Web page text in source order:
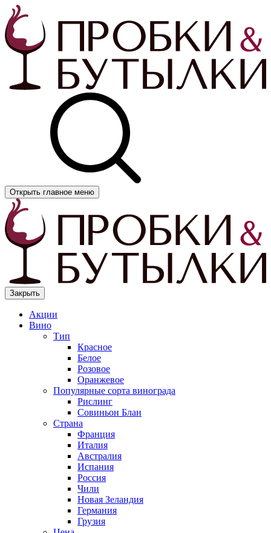
Открыть главное меню
Закрыть
Акции
Вино
Тип
Красное
Белое
Розовое
Оранжевое
Популярные сорта винограда
Рислинг
Совиньон Блан
Страна
Франция
Италия
Австралия
Испания
Россия
Чили
Новая Зеландия
Германия
Грузия